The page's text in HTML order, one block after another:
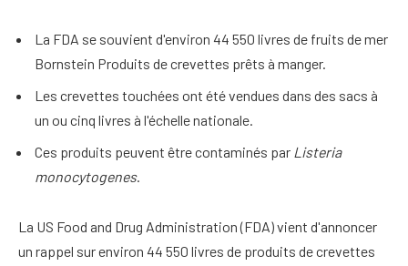
La FDA se souvient d'environ 44 550 livres de fruits de mer
Bornstein Produits de crevettes prêts à manger.
Les crevettes touchées ont été vendues dans des sacs à
un ou cinq livres à l'échelle nationale.
Ces produits peuvent être contaminés par Listeria
monocytogenes.
La US Food and Drug Administration (FDA) vient d'annoncer
un rappel sur environ 44 550 livres de produits de crevettes